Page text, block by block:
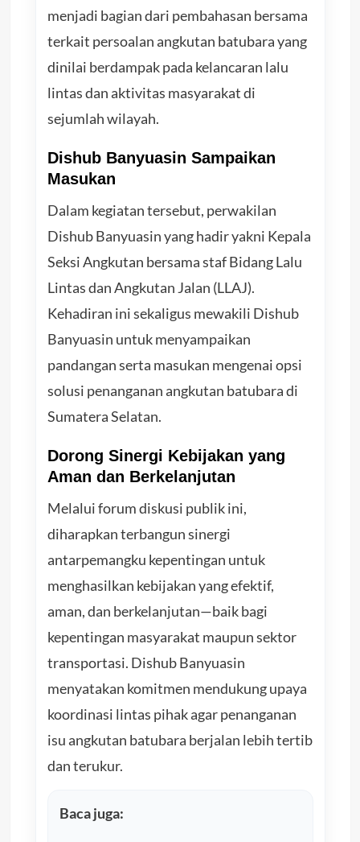
menjadi bagian dari pembahasan bersama
terkait persoalan angkutan batubara yang
dinilai berdampak pada kelancaran lalu
lintas dan aktivitas masyarakat di
sejumlah wilayah.
Dishub Banyuasin Sampaikan
Masukan
Dalam kegiatan tersebut, perwakilan
Dishub Banyuasin yang hadir yakni Kepala
Seksi Angkutan bersama staf Bidang Lalu
Lintas dan Angkutan Jalan (LLAJ).
Kehadiran ini sekaligus mewakili Dishub
Banyuasin untuk menyampaikan
pandangan serta masukan mengenai opsi
solusi penanganan angkutan batubara di
Sumatera Selatan.
Dorong Sinergi Kebijakan yang
Aman dan Berkelanjutan
Melalui forum diskusi publik ini,
diharapkan terbangun sinergi
antarpemangku kepentingan untuk
menghasilkan kebijakan yang efektif,
aman, dan berkelanjutan—baik bagi
kepentingan masyarakat maupun sektor
transportasi. Dishub Banyuasin
menyatakan komitmen mendukung upaya
koordinasi lintas pihak agar penanganan
isu angkutan batubara berjalan lebih tertib
dan terukur.
Baca juga: